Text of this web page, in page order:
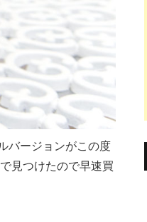
バージョンがこの度
見つけたので早速買